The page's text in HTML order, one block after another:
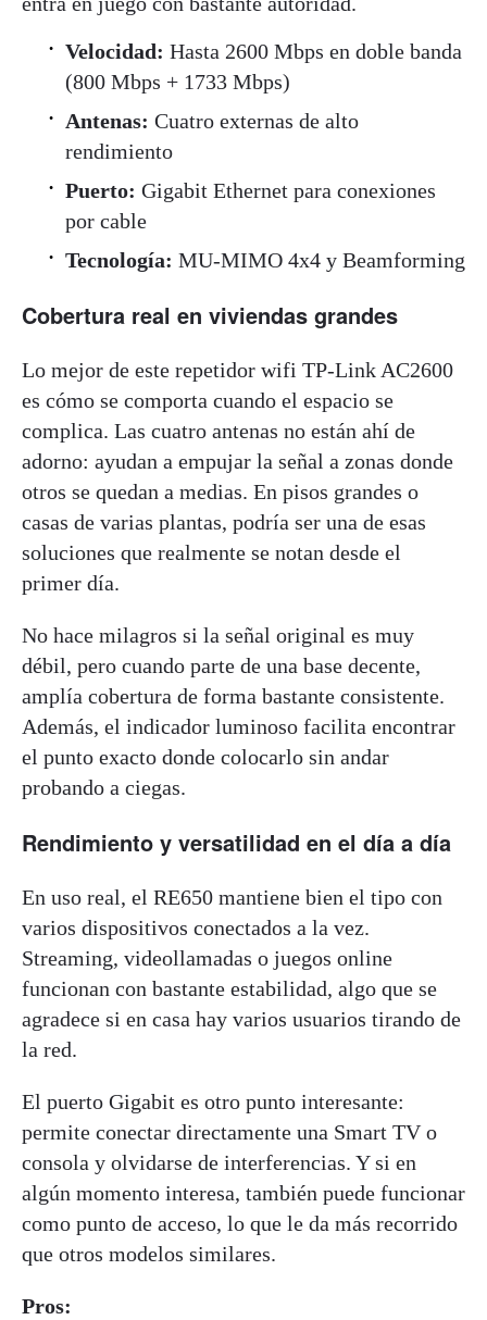
Velocidad: Hasta 2600 Mbps en doble banda
(800 Mbps + 1733 Mbps)
Antenas: Cuatro externas de alto
rendimiento
Puerto: Gigabit Ethernet para conexiones
por cable
Tecnología: MU-MIMO 4x4 y Beamforming
Cobertura real en viviendas grandes
Lo mejor de este repetidor wifi TP-Link AC2600
es cómo se comporta cuando el espacio se
complica. Las cuatro antenas no están ahí de
adorno: ayudan a empujar la señal a zonas donde
otros se quedan a medias. En pisos grandes o
casas de varias plantas, podría ser una de esas
soluciones que realmente se notan desde el
primer día.
No hace milagros si la señal original es muy
débil, pero cuando parte de una base decente,
amplía cobertura de forma bastante consistente.
Además, el indicador luminoso facilita encontrar
el punto exacto donde colocarlo sin andar
probando a ciegas.
Rendimiento y versatilidad en el día a día
En uso real, el RE650 mantiene bien el tipo con
varios dispositivos conectados a la vez.
Streaming, videollamadas o juegos online
funcionan con bastante estabilidad, algo que se
agradece si en casa hay varios usuarios tirando de
la red.
El puerto Gigabit es otro punto interesante:
permite conectar directamente una Smart TV o
consola y olvidarse de interferencias. Y si en
algún momento interesa, también puede funcionar
como punto de acceso, lo que le da más recorrido
que otros modelos similares.
Pros: